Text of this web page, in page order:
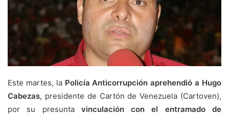
Este martes, la Policía Anticorrupción aprehendió a Hugo
Cabezas, presidente de Cartón de Venezuela (Cartoven),
por su presunta vinculación con el entramado de